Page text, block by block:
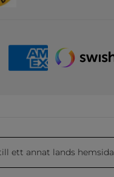
ett annat lands hemsida